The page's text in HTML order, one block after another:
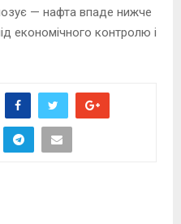
— нафта впаде нижче
економічного контролю і